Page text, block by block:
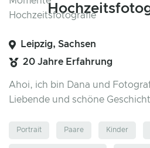
Leipzig, Sachsen
20 Jahre Erfahrung
Ahoi, ich bin Dana und
Liebende und schöne
Portrait Paare Kinder